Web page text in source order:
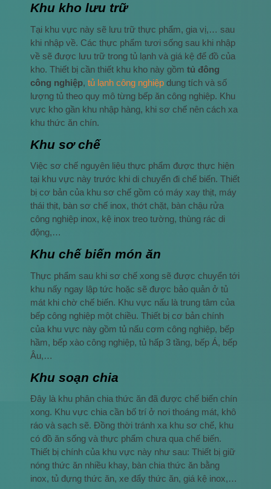
Khu kho lưu trữ
Tại khu vực này sẽ lưu trữ thực phẩm, gia vị,… sau
khi nhập về. Các thực phẩm tươi sống sau khi nhập
về sẽ được lưu trữ trong tủ lạnh và giá kệ để đồ của
kho. Thiết bị cần thiết khu kho này gồmtủ đông
công nghiệp, tủ lạnh công nghiệp dung tích và số
lượng tủ theo quy mô từng bếp ăn công nghiệp. Khu
vực kho gần khu nhập hàng, khi sơ chế nên cách xa
khu thức ăn chín.
Khu sơ chế
Việc sơ chế nguyên liệu thực phẩm được thực hiện
tại khu vực này trước khi di chuyển đi chế biến. Thiết
bị cơ bản của khu sơ chế gồm có máy xay thịt, máy
thái thịt, bàn sơ chế inox, thớt chặt, bàn chậu rửa
công nghiệp inox, kệ inox treo tường, thùng rác di
động,…
Khu chế biến món ăn
Thực phẩm sau khi sơ chế xong sẽ được chuyển tới
khu nấy ngay lập tức hoặc sẽ được bảo quản ở tủ
mát khi chờ chế biến. Khu vực nấu là trung tâm của
bếp công nghiệp một chiều. Thiết bị cơ bản chính
của khu vực này gồm tủ nấu cơm công nghiệp, bếp
hầm, bếp xào công nghiệp, tủ hấp 3 tầng, bếp Á, bếp
Âu,…
Khu soạn chia
Đây là khu phân chia thức ăn đã được chế biến chín
xong. Khu vực chia cần bố trí ở nơi thoáng mát, khô
ráo và sạch sẽ. Đồng thời tránh xa khu sơ chế, khu
có đồ ăn sống và thực phẩm chưa qua chế biến.
Thiết bị chính của khu vực này như sau: Thiết bị giữ
nóng thức ăn nhiều khay, bàn chia thức ăn bằng
inox, tủ đựng thức ăn, xe đẩy thức ăn, giá kệ inox,…